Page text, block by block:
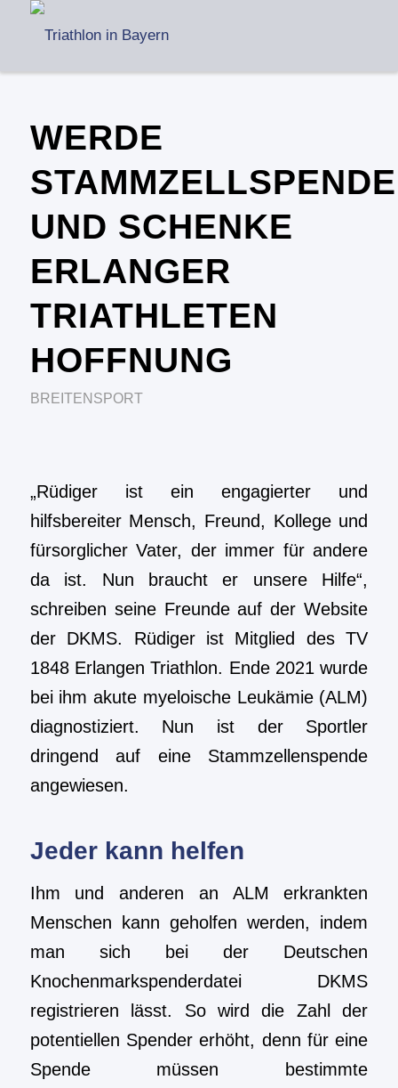
WERDE
UND SCHENKE
ERLANGER
TRIATHLETEN
HOFFNUNG
BREITENSPORT
„Rüdiger ist ein engagierter und
hilfsbereiter Mensch, Freund, Kollege und
fürsorglicher Vater, der immer für andere
da ist. Nun braucht er unsere Hilfe“,
schreiben seine Freunde auf der Website
der DKMS. Rüdiger ist Mitglied des TV
1848 Erlangen Triathlon. Ende 2021 wurde
bei ihm akute myeloische Leukämie (ALM)
diagnostiziert. Nun ist der Sportler
dringend auf eine Stammzellenspende
angewiesen.
Jeder kann helfen
Ihm und anderen an ALM erkrankten
Menschen kann geholfen werden, indem
man sich bei der Deutschen
Knochenmarkspenderdatei DKMS
registrieren lässt. So wird die Zahl der
potentiellen Spender erhöht, denn für eine
Spende müssen bestimmte